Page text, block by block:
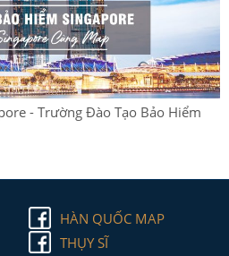
- Trường Đào Tạo Bảo Hiểm
HÀN QUỐC MAP
THỤY SĨ